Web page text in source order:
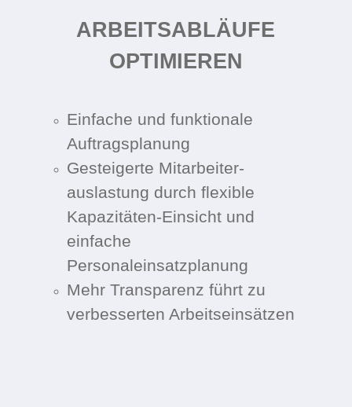
ARBEITSABLÄUFE
OPTIMIEREN
Einfache und funktionale
Auftrags­planung
Gesteigerte Mitarbeiter­
auslastung durch flexible
Kapazitäten-Einsicht und
einfache
Personaleinsatzplanung
Mehr Transparenz führt zu
verbesserten Arbeits­einsätzen